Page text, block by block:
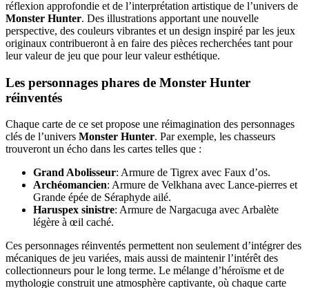
réflexion approfondie et de l’interprétation artistique de l’univers de
Monster Hunter. Des illustrations apportant une nouvelle
perspective, des couleurs vibrantes et un design inspiré par les jeux
originaux contribueront à en faire des pièces recherchées tant pour
leur valeur de jeu que pour leur valeur esthétique.
Les personnages phares de Monster Hunter
réinventés
Chaque carte de ce set propose une réimagination des personnages
clés de l’univers Monster Hunter. Par exemple, les chasseurs
trouveront un écho dans les cartes telles que :
Grand Abolisseur: Armure de Tigrex avec Faux d’os.
Archéomancien: Armure de Velkhana avec Lance-pierres et
Grande épée de Séraphyde ailé.
Haruspex sinistre: Armure de Nargacuga avec Arbalète
légère à œil caché.
Ces personnages réinventés permettent non seulement d’intégrer des
mécaniques de jeu variées, mais aussi de maintenir l’intérêt des
collectionneurs pour le long terme. Le mélange d’héroïsme et de
mythologie construit une atmosphère captivante, où chaque carte